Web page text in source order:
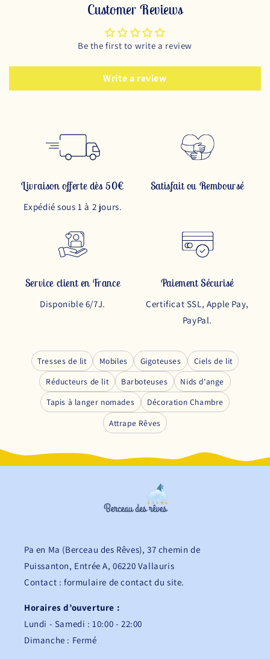
Customer Reviews
Be the first to write a review
Write a review
Livraison offerte dès 50€
Expédié sous 1 à 2 jours.
Satisfait ou Remboursé
Service client en France
Disponible 6/7J.
Paiement Sécurisé
Certificat SSL, Apple Pay,
PayPal.
Tresses de lit Mobiles Gigoteuses
Ciels de lit
Réducteurs de lit
Barboteuses
Nids d'ange
Tapis à langer nomades
Décoration Chambre
Attrape Rêves
Pa en Ma (Berceau des Rêves), 37 chemin de
Puissanton, Entrée A, 06220 Vallauris
Contact : formulaire de contact du site.
Horaires d’ouverture :
Lundi - Samedi : 10:00 - 22:00
Dimanche : Fermé